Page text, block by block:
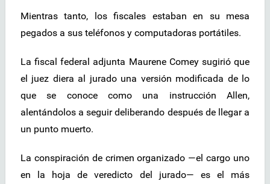
Mientras tanto, los fiscales estaban en su mesa
pegados a sus teléfonos y computadoras portátiles.
La fiscal federal adjunta Maurene Comey sugirió que
el juez diera al jurado una versión modificada de lo
que se conoce como una instrucción Allen,
alentándolos a seguir deliberando después de llegar a
un punto muerto.
La conspiración de crimen organizado —el cargo uno
en la hoja de veredicto del jurado— es el más